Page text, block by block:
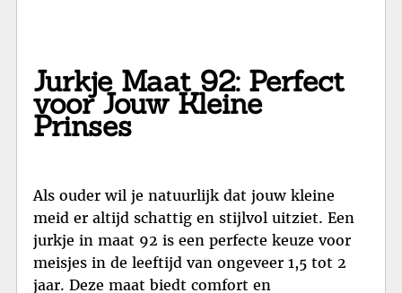
Jurkje Maat 92: Perfect
voor Jouw Kleine
Prinses
Als ouder wil je natuurlijk dat jouw kleine
meid er altijd schattig en stijlvol uitziet. Een
jurkje in maat 92 is een perfecte keuze voor
meisjes in de leeftijd van ongeveer 1,5 tot 2
jaar. Deze maat biedt comfort en